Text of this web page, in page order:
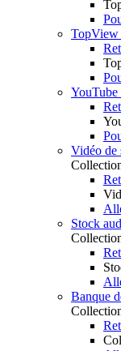
TopView
Vidéo de
Stock
Banque